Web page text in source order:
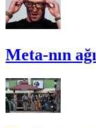
Meta-nın